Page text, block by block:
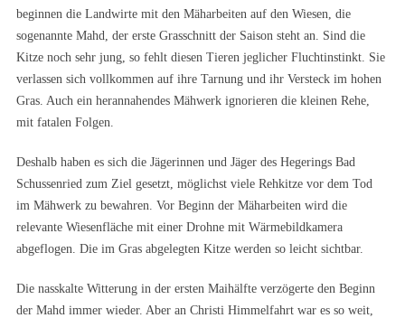
beginnen die Landwirte mit den Mäharbeiten auf den Wiesen, die
sogenannte Mahd, der erste Grasschnitt der Saison steht an. Sind die
Kitze noch sehr jung, so fehlt diesen Tieren jeglicher Fluchtinstinkt. Sie
verlassen sich vollkommen auf ihre Tarnung und ihr Versteck im hohen
Gras. Auch ein herannahendes Mähwerk ignorieren die kleinen Rehe,
mit fatalen Folgen.
Deshalb haben es sich die Jägerinnen und Jäger des Hegerings Bad
Schussenried zum Ziel gesetzt, möglichst viele Rehkitze vor dem Tod
im Mähwerk zu bewahren. Vor Beginn der Mäharbeiten wird die
relevante Wiesenfläche mit einer Drohne mit Wärmebildkamera
abgeflogen. Die im Gras abgelegten Kitze werden so leicht sichtbar.
Die nasskalte Witterung in der ersten Maihälfte verzögerte den Beginn
der Mahd immer wieder. Aber an Christi Himmelfahrt war es so weit,